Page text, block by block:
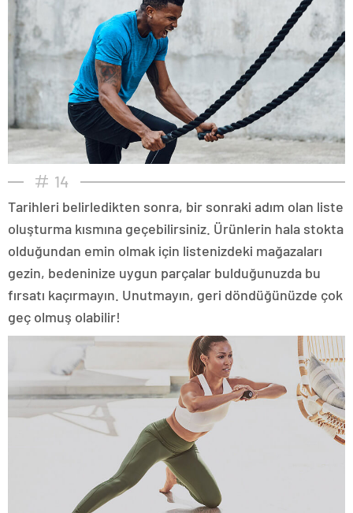
14
Tarihleri belirledikten sonra, bir sonraki adım olan liste
oluşturma kısmına geçebilirsiniz. Ürünlerin hala stokta
olduğundan emin olmak için listenizdeki mağazaları
gezin, bedeninize uygun parçalar bulduğunuzda bu
fırsatı kaçırmayın. Unutmayın, geri döndüğünüzde çok
geç olmuş olabilir!